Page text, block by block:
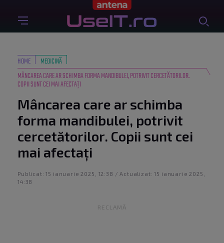
HOME
MEDICINĂ
MÂNCAREA CARE AR SCHIMBA FORMA MANDIBULEI, POTRIVIT CERCETĂTORILOR.
COPII SUNT CEI MAI AFECTAȚI
Mâncarea care ar schimba
forma mandibulei, potrivit
cercetătorilor. Copii sunt cei
mai afectați
Publicat: 15 ianuarie 2025, 12:38 / Actualizat: 15 ianuarie 2025,
14:38
RECLAMĂ